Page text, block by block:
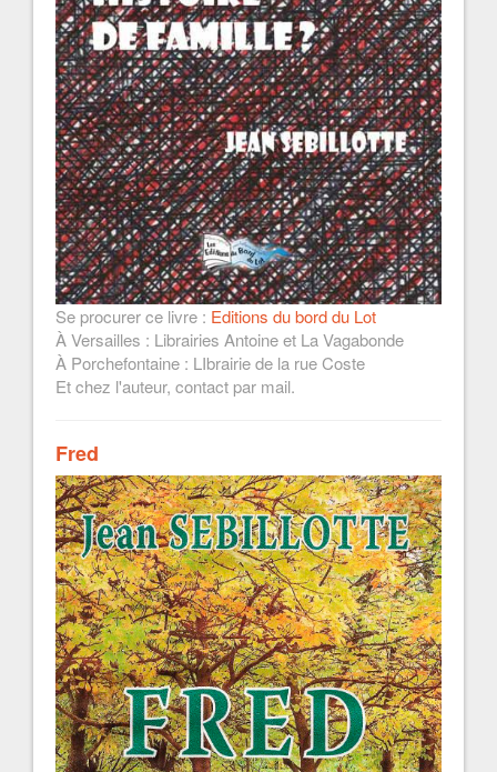
Se procurer ce livre : Editions du bord du Lot
À Versailles : Librairies Antoine et La Vagabonde
À Porchefontaine : LIbrairie de la rue Coste
Et chez l'auteur, contact par mail.
Fred